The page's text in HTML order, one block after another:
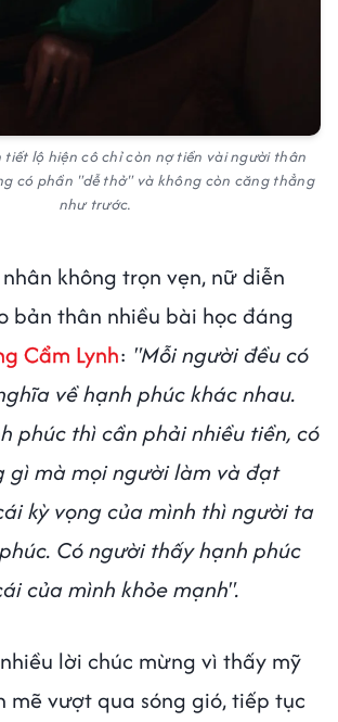
tiết lộ hiện cô chỉ còn nợ tiền vài người thân
có phần "dễ thở" và không còn căng thẳng
như trước.
không trọn vẹn, nữ diễn
bản thân nhiều bài học đáng
Cẩm Lynh: "Mỗi người đều có
về hạnh phúc khác nhau.
phúc thì cần phải nhiều tiền, có
gì mà mọi người làm và đạt
kỳ vọng của mình thì người ta
Có người thấy hạnh phúc
của mình khỏe mạnh".
lời chúc mừng vì thấy mỹ
mẽ vượt qua sóng gió, tiếp tục